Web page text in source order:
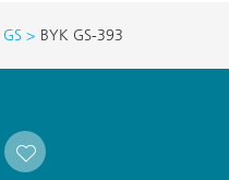
Anwendungen
BYK GS-393